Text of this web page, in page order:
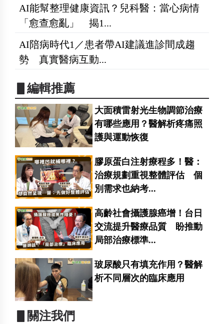
AI能幫整理健康資訊？兒科醫：當心病情
「愈查愈亂」 揭1...
AI陪病時代1／患者帶AI建議進診間成趨
勢 真實醫病互動...
▋編輯推薦
大面積雷射光生物調節治療
有哪些應用？醫解析疼痛照
護與運動恢復
膠原蛋白注射療程多！醫：
治療規劃重視整體評估 個
別需求也納考...
高齡社會攝護腺癌增！台日
交流提升醫療品質 盼推動
局部治療標準...
玻尿酸只有填充作用？醫解
析不同層次的臨床應用
▋關注我們